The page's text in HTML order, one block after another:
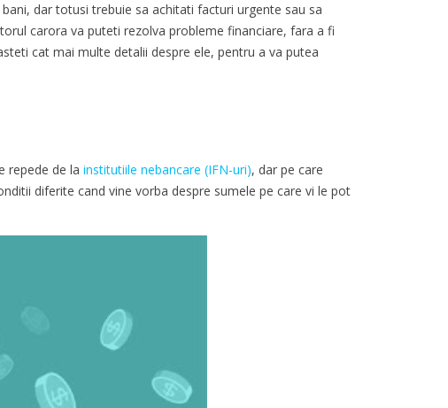
dar totusi trebuie sa achitati facturi urgente sau sa
carora va puteti rezolva probleme financiare, fara a fi
cat mai multe detalii despre ele, pentru a va putea
repede de la institutiile nebancare (IFN-uri), dar pe care
diferite cand vine vorba despre sumele pe care vi le pot